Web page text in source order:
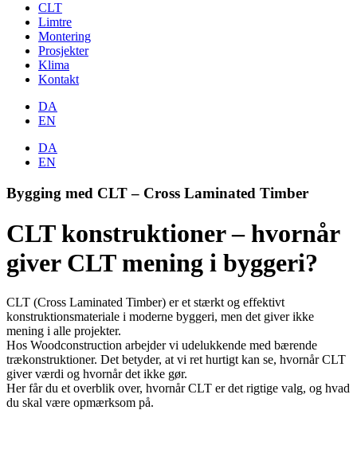
CLT
Limtre
Montering
Prosjekter
Klima
Kontakt
DA
EN
DA
EN
Bygging med CLT – Cross Laminated Timber
CLT konstruktioner – hvornår
giver CLT mening i byggeri?
CLT (Cross Laminated Timber) er et stærkt og effektivt
konstruktionsmateriale i moderne byggeri, men det giver ikke
mening i alle projekter.
Hos Woodconstruction arbejder vi udelukkende med bærende
trækonstruktioner. Det betyder, at vi ret hurtigt kan se, hvornår CLT
giver værdi og hvornår det ikke gør.
Her får du et overblik over, hvornår CLT er det rigtige valg, og hvad
du skal være opmærksom på.